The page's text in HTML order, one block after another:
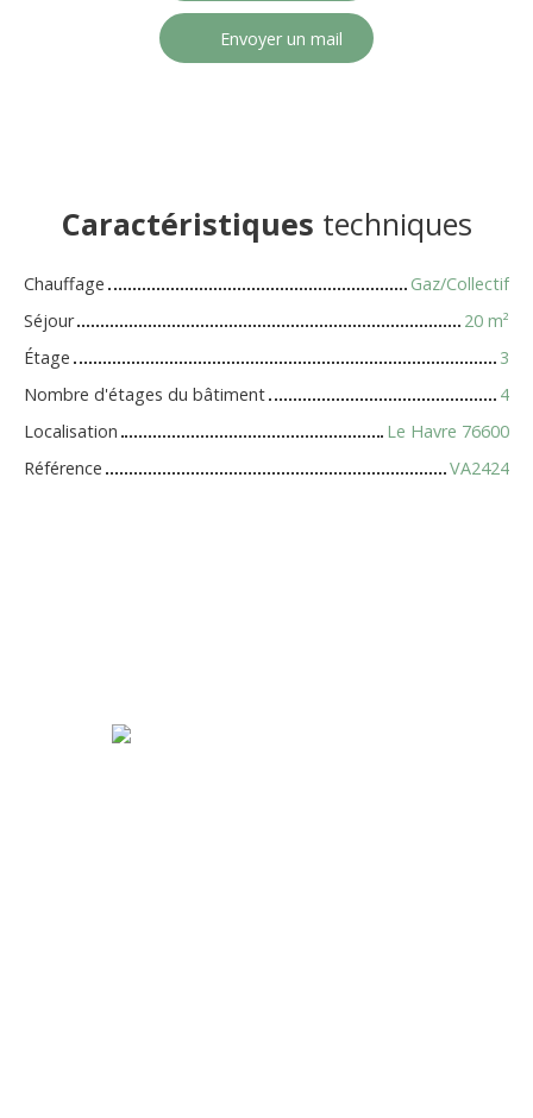
Envoyer un mail
Caractéristiques techniques
Chauffage
Gaz/Collectif
Séjour
20 m²
Étage
3
Nombre d'étages du bâtiment
4
Localisation
Le Havre 76600
Référence
VA2424